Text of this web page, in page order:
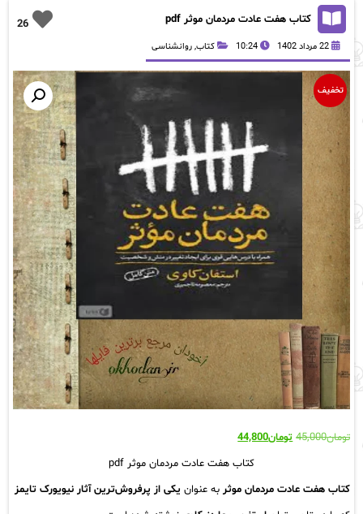
26 کتاب هفت عادت مردمان موثر pdf
22 مرداد 1402 10:24 کتاب, روانشناسی
تخفیف
تومان45,000 قیمت
تومان45,000
بود.
تومان44,800قیمت
تومان44,800.
کتاب هفت عادت مردمان موثر pdf
کتاب هفت عادت مردمان موثر به عنوان یکی از پرفروش‌ترین آثار نیویورک تایمز